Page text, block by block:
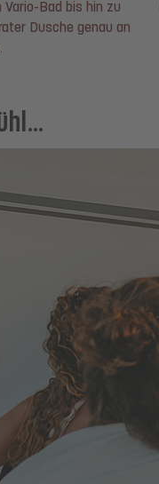
Bad bis hin zu
Dusche genau an